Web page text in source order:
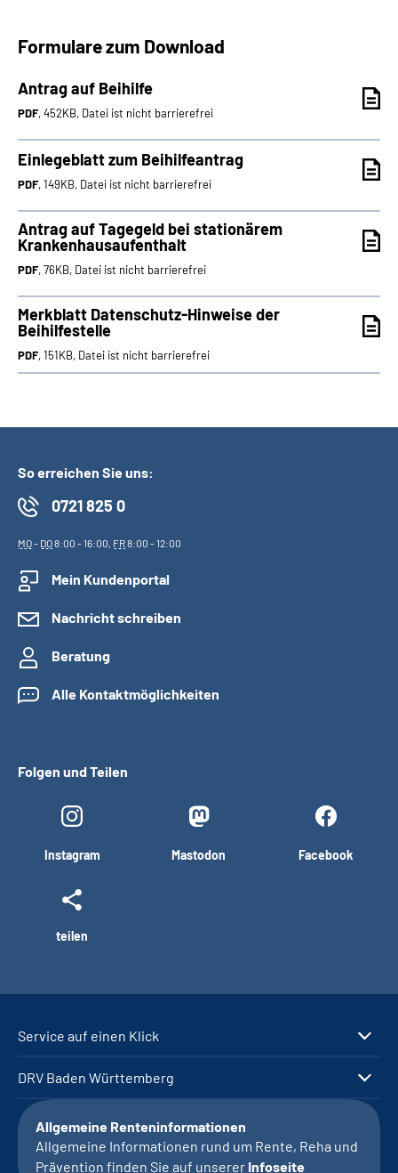
Formulare zum Download
Antrag auf Beihilfe
PDF, 452KB, Datei ist nicht barrierefrei
Einlegeblatt zum Beihilfeantrag
PDF, 149KB, Datei ist nicht barrierefrei
Antrag auf Tagegeld bei stationärem
Krankenhausaufenthalt
PDF, 76KB, Datei ist nicht barrierefrei
Merkblatt Datenschutz-Hinweise der
Beihilfestelle
PDF, 151KB, Datei ist nicht barrierefrei
So erreichen Sie uns:
0721 825 0
MO- DO8:00 - 16:00, FR8:00 - 12:00
Mein Kundenportal
Nachricht schreiben
Beratung
Alle Kontaktmöglichkeiten
Folgen und Teilen
Instagram Mastodon Facebook
teilen
Service auf einen Klick
DRV Baden Württemberg
Allgemeine Renteninformationen
Allgemeine Informationen rund um Rente, Reha und
Prävention finden Sie auf unserer Infoseite